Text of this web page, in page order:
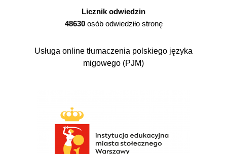
Licznik odwiedzin
48630osób odwiedziło stronę
Usługa online tłumaczenia polskiego języka
migowego (PJM)